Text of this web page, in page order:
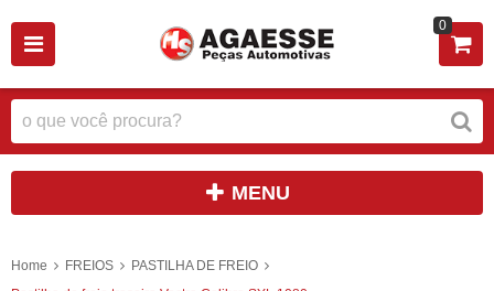
0
MENU
Home FREIOS
PASTILHA DE FREIO